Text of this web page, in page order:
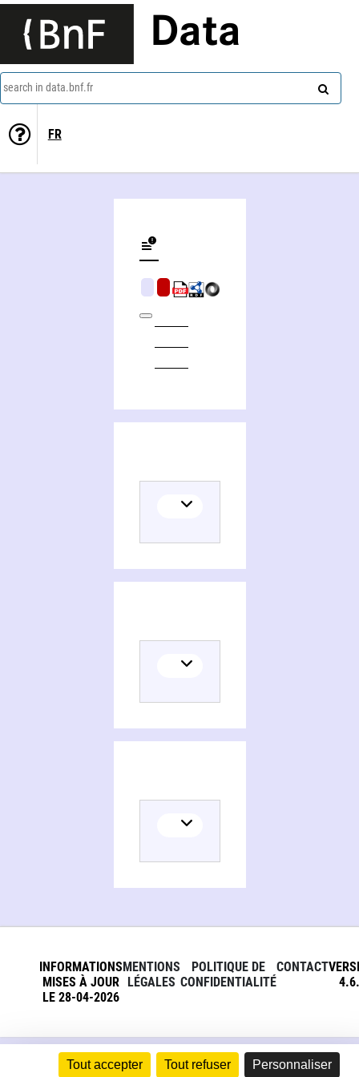
Tout accepter Tout refuser Personnaliser
Data
search in data.bnf.fr
FR
INFORMATIONS
MISES À JOUR
LE 28-04-2026
MENTIONS
LÉGALES
POLITIQUE DE
CONFIDENTIALITÉ
CONTACT